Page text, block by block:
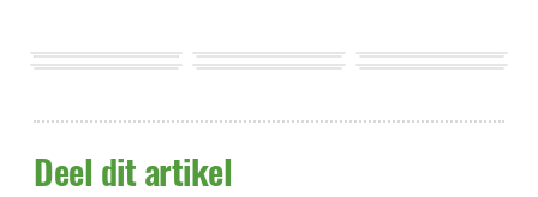
Deel dit artikel